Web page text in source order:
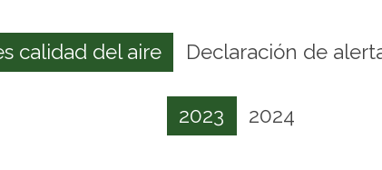
calidad del aire Declaración de
2023 2024